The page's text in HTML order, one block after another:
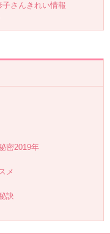
さんきれい情報
密2019年
メ
訣